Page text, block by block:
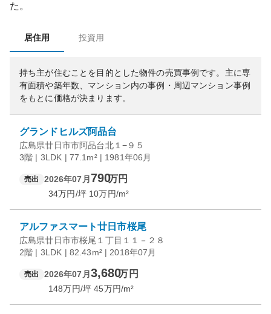
た。
居住用 投資用
持ち主が住むことを目的とした物件の売買事例です。 主に専
有面積や築年数、マンション内の事例・周辺マンション事例
をもとに価格が決まります。
グランドヒルズ阿品台
広島県廿日市市阿品台北１−９５
3階 | 3LDK | 77.1m² | 1981年06月
売出 2026年07月 790万円
34万円/坪 10万円/m²
アルファスマート廿日市桜尾
広島県廿日市市桜尾１丁目１１－２８
2階 | 3LDK | 82.43m² | 2018年07月
売出 2026年07月 3,680万円
148万円/坪 45万円/m²